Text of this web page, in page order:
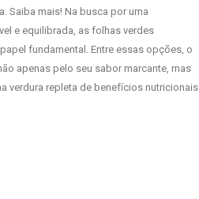
Saiba mais! Na busca por uma
e equilibrada, as folhas verdes
fundamental. Entre essas opções, o
apenas pelo seu sabor marcante, mas
verdura repleta de benefícios nutricionais